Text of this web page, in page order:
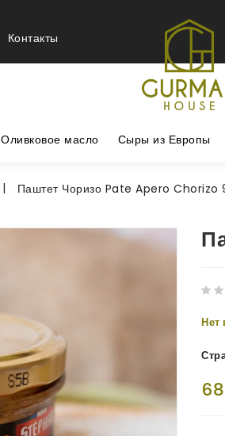
Контакты
Оливковое масло Сыры из Европы
Паштет Чоризо Pate Apero Chorizo
Нет